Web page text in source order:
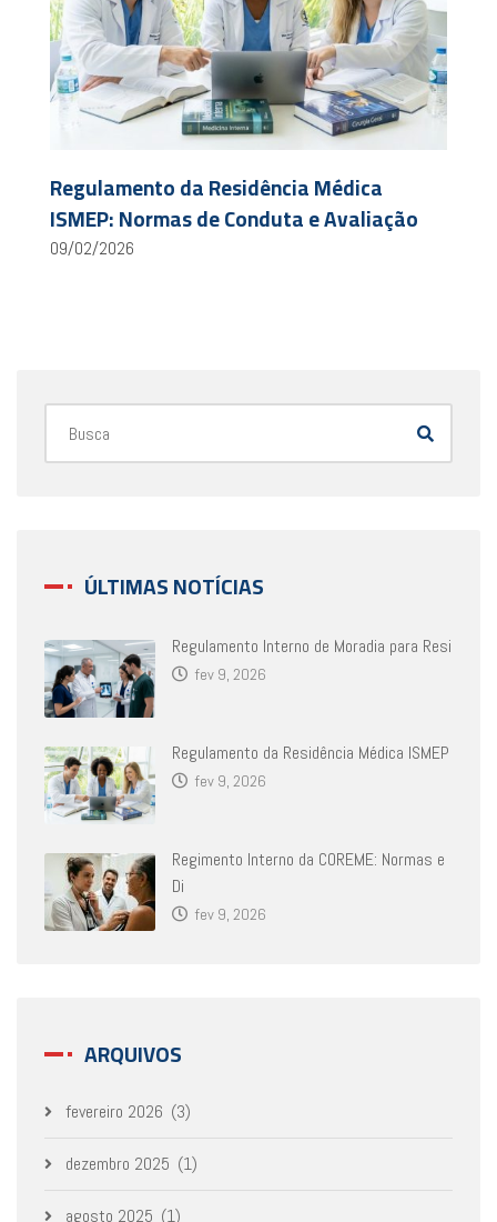
Regulamento da Residência Médica
ISMEP: Normas de Conduta e Avaliação
09/02/2026
ÚLTIMAS NOTÍCIAS
Regulamento Interno de Moradia para Resi
fev 9, 2026
Regulamento da Residência Médica ISMEP
fev 9, 2026
Regimento Interno da COREME: Normas e
Di
fev 9, 2026
ARQUIVOS
fevereiro 2026 (3)
dezembro 2025 (1)
agosto 2025 (1)